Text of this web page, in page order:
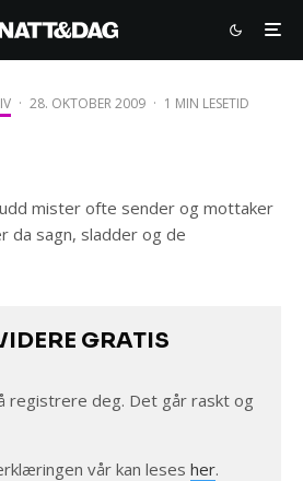
· 28. OKTOBER 2009 · 1 MIN LESETID
mister ofte sender og mottaker
da sagn, sladder og de
GRATIS
registrere deg. Det går raskt og
vår kan leses her.